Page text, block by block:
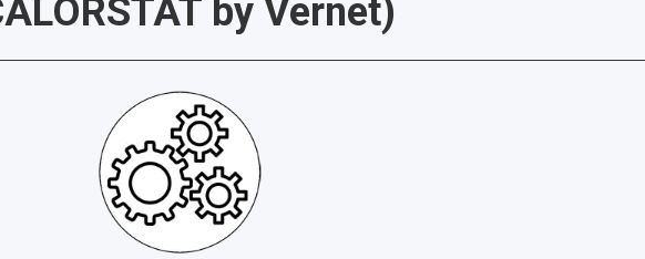
by Vernet)